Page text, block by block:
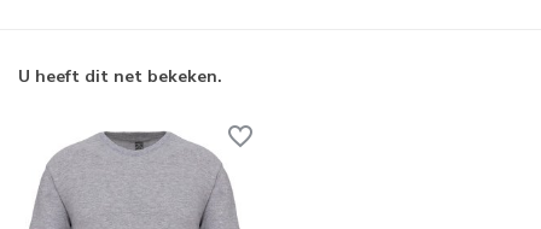
U heeft dit net bekeken.